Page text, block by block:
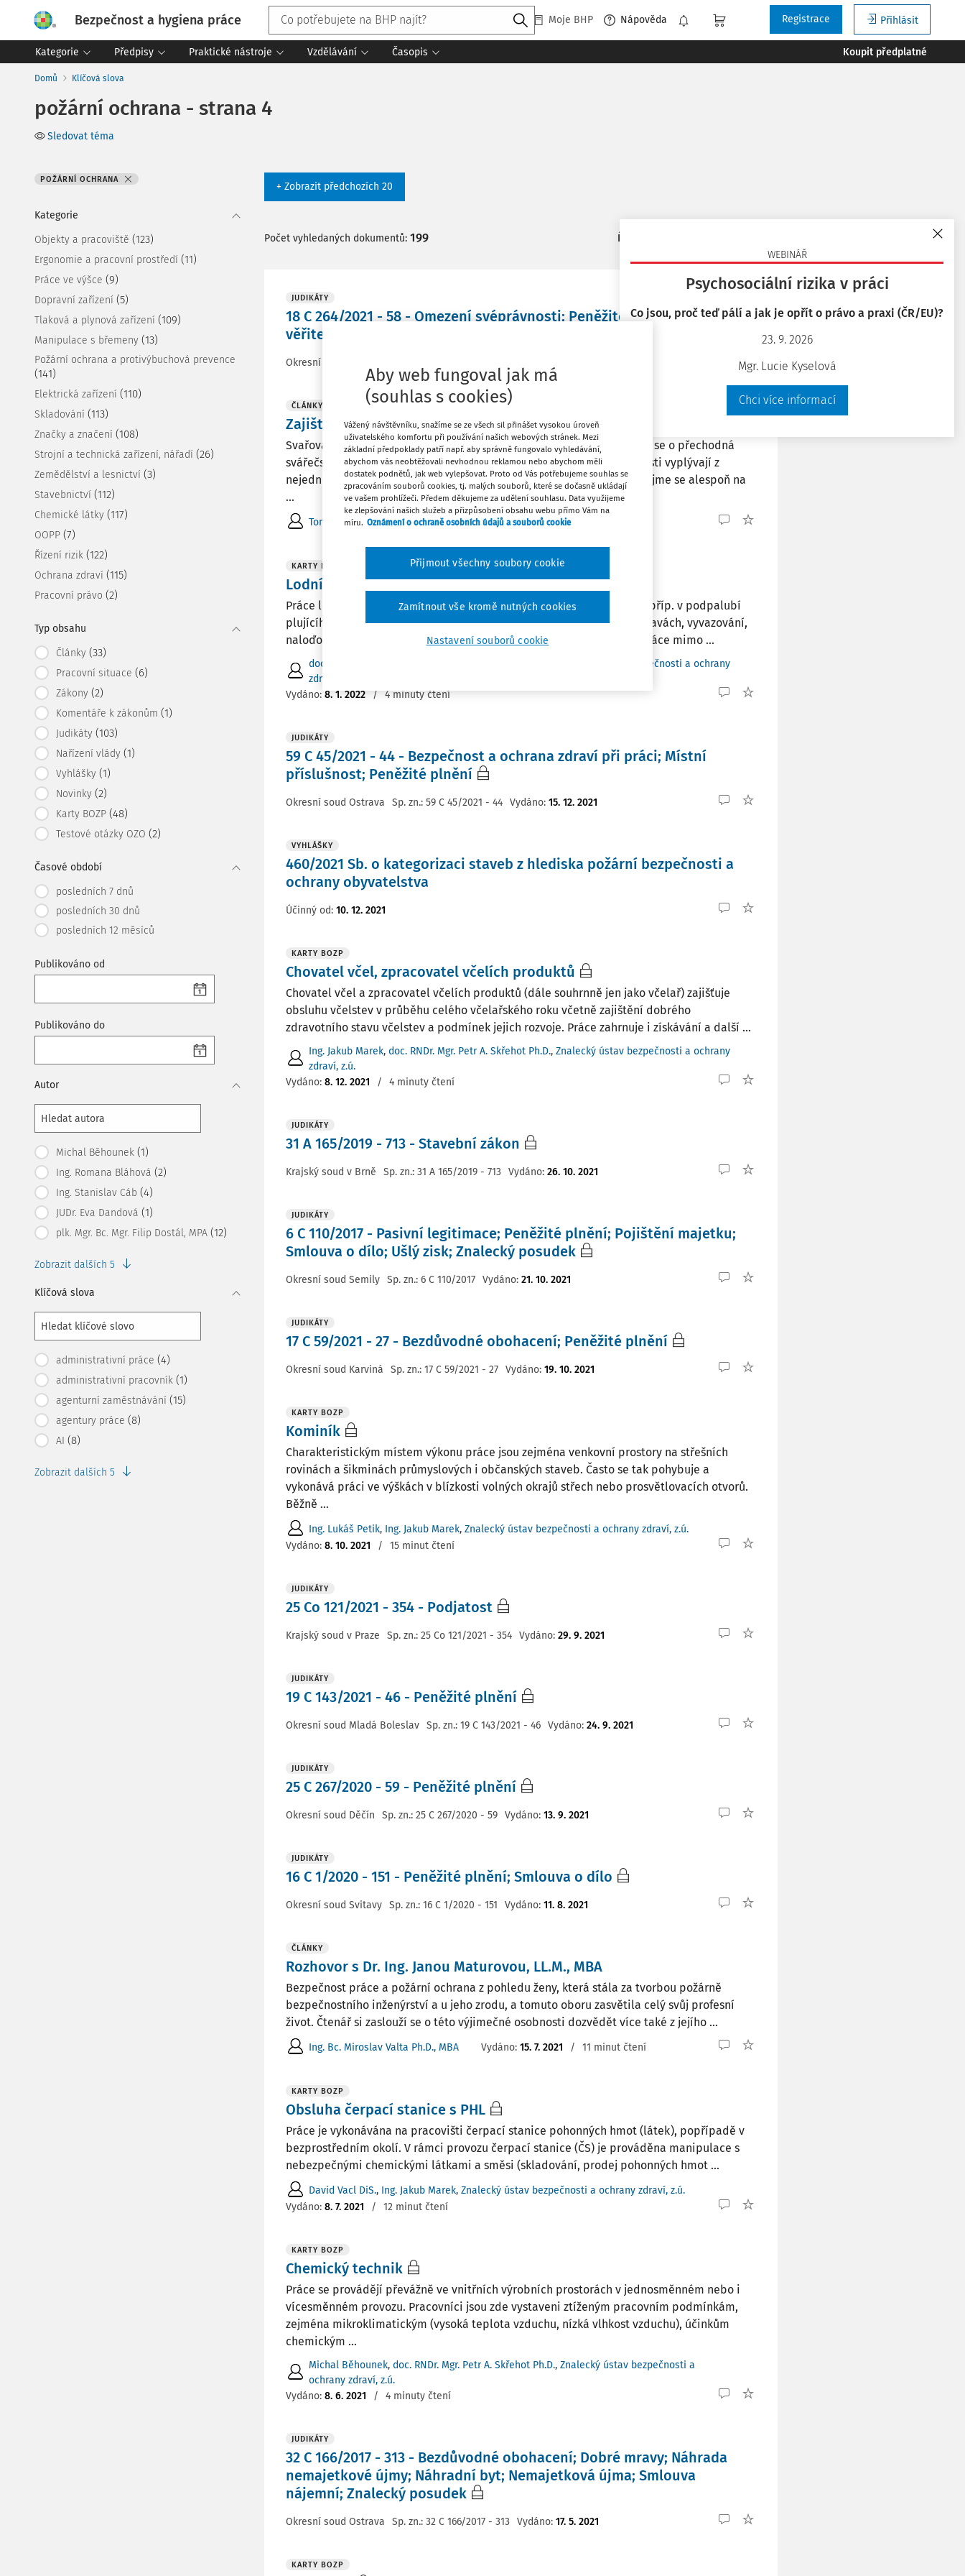
Bezpečnost a hygiena práce Moje BHP Nápověda Přihlásit
Registrace
Kategorie Předpisy Praktické nástroje Vzdělávání Časopis Koupit předplatné
WEBINÁŘ
Psychosociální rizika v práci
Co jsou, proč teď pálí a jak je opřít o právo a praxi (ČR/EU)?
23. 9. 2026
Mgr. Lucie Kyselová
Chci více informací
Domů Klíčová slova
požární ochrana - strana 4
Sledovat téma
POŽÁRNÍ OCHRANA
Kategorie
Objekty a pracoviště (123)
Ergonomie a pracovní prostředí (11)
Práce ve výšce (9)
Dopravní zařízení (5)
Tlaková a plynová zařízení (109)
Manipulace s břemeny (13)
Požární ochrana a protivýbuchová prevence
(141)
Elektrická zařízení (110)
Skladování (113)
Značky a značení (108)
Strojní a technická zařízení, nářadí (26)
Zemědělství a lesnictví (3)
Stavebnictví (112)
Chemické látky (117)
OOPP (7)
Řízení rizik (122)
Ochrana zdraví (115)
Pracovní právo (2)
Typ obsahu
Články (33)
Pracovní situace (6)
Zákony (2)
Komentáře k zákonům (1)
Judikáty (103)
Nařízení vlády (1)
Vyhlášky (1)
Novinky (2)
Karty BOZP (48)
Testové otázky OZO (2)
Časové období
posledních 7 dnů
posledních 30 dnů
posledních 12 měsíců
Publikováno od
Publikováno do
Autor
Michal Běhounek (1)
Ing. Romana Bláhová (2)
Ing. Stanislav Cáb (4)
JUDr. Eva Dandová (1)
plk. Mgr. Bc. Mgr. Filip Dostál, MPA (12)
Zobrazit dalších 5
Klíčová slova
administrativní práce (4)
administrativní pracovník (1)
agenturní zaměstnávání (15)
agentury práce (8)
AI (8)
Zobrazit dalších 5
+ Zobrazit předchozích 20
Počet vyhledaných dokumentů: 199 Řadit podle
JUDIKÁTY
18 C 264/2021 - 58 - Omezení svéprávnosti; Peněžité plnění; Prodlení
věřitele; Smlouva nájemní; Znalecký posudek
Okresní soud Jihlava
ČLÁNKY
Zajištění BOZP a PO při svařování
Svařování je činnost spojená s celou řadou nebezpečí, zvláště jedná-li se o přechodná
svářečská pracoviště. Požadavky na zajištění BOZP a PO při této činnosti vyplývají z
nejednoho předpisu a netýkají se jen nebezpečí vzniku požáru. Podívejme se alespoň na
...
Tomáš Neugebauer Vydáno:12. 1. 2022 / 18 minut čtení
KARTY BOZP
Lodník – převozník
Práce lodníka nebo převozníka je vykonávána převážně na palubách, příp. v podpalubí
plujícího plavidla, částečně pak i mimo plavidlo, a to zejména při opravách, vyvazování,
naloďování/vyloďování, resp. při nakládacích/vykládacích pracích. Práce mimo ...
doc. RNDr. Mgr. Petr A. Skřehot Ph.D.
Znalecký ústav bezpečnosti a ochrany
zdraví, z.ú.
Vydáno: 8. 1. 2022 / 4 minuty čtení
JUDIKÁTY
59 C 45/2021 - 44 - Bezpečnost a ochrana zdraví při práci; Místní
příslušnost; Peněžité plnění
Okresní soud Ostrava Sp. zn.: 59 C 45/2021 - 44 Vydáno: 15. 12. 2021
VYHLÁŠKY
460/2021 Sb. o kategorizaci staveb z hlediska požární bezpečnosti a
ochrany obyvatelstva
Účinný od: 10. 12. 2021
KARTY BOZP
Chovatel včel, zpracovatel včelích produktů
Chovatel včel a zpracovatel včelích produktů (dále souhrnně jen jako včelař) zajišťuje
obsluhu včelstev v průběhu celého včelařského roku včetně zajištění dobrého
zdravotního stavu včelstev a podmínek jejich rozvoje. Práce zahrnuje i získávání a další ...
Ing. Jakub Marek, doc. RNDr. Mgr. Petr A. Skřehot Ph.D., Znalecký ústav bezpečnosti a ochrany
zdraví, z.ú.
Vydáno: 8. 12. 2021 / 4 minuty čtení
JUDIKÁTY
31 A 165/2019 - 713 - Stavební zákon
Krajský soud v Brně Sp. zn.: 31 A 165/2019 - 713 Vydáno: 26. 10. 2021
JUDIKÁTY
6 C 110/2017 - Pasivní legitimace; Peněžité plnění; Pojištění majetku;
Smlouva o dílo; Ušlý zisk; Znalecký posudek
Okresní soud Semily Sp. zn.: 6 C 110/2017 Vydáno: 21. 10. 2021
JUDIKÁTY
17 C 59/2021 - 27 - Bezdůvodné obohacení; Peněžité plnění
Okresní soud Karviná Sp. zn.: 17 C 59/2021 - 27 Vydáno: 19. 10. 2021
KARTY BOZP
Kominík
Charakteristickým místem výkonu práce jsou zejména venkovní prostory na střešních
rovinách a šikminách průmyslových i občanských staveb. Často se tak pohybuje a
vykonává práci ve výškách v blízkosti volných okrajů střech nebo prosvětlovacích otvorů.
Běžně ...
Ing. Lukáš Petik, Ing. Jakub Marek, Znalecký ústav bezpečnosti a ochrany zdraví, z.ú.
Vydáno: 8. 10. 2021 / 15 minut čtení
JUDIKÁTY
25 Co 121/2021 - 354 - Podjatost
Krajský soud v Praze Sp. zn.: 25 Co 121/2021 - 354 Vydáno: 29. 9. 2021
JUDIKÁTY
19 C 143/2021 - 46 - Peněžité plnění
Okresní soud Mladá Boleslav Sp. zn.: 19 C 143/2021 - 46 Vydáno: 24. 9. 2021
JUDIKÁTY
25 C 267/2020 - 59 - Peněžité plnění
Okresní soud Děčín Sp. zn.: 25 C 267/2020 - 59 Vydáno: 13. 9. 2021
JUDIKÁTY
16 C 1/2020 - 151 - Peněžité plnění; Smlouva o dílo
Okresní soud Svitavy Sp. zn.: 16 C 1/2020 - 151 Vydáno: 11. 8. 2021
ČLÁNKY
Rozhovor s Dr. Ing. Janou Maturovou, LL.M., MBA
Bezpečnost práce a požární ochrana z pohledu ženy, která stála za tvorbou požárně
bezpečnostního inženýrství a u jeho zrodu, a tomuto oboru zasvětila celý svůj profesní
život. Čtenář si zaslouží se o této výjimečné osobnosti dozvědět více také z jejího ...
Ing. Bc. Miroslav Valta Ph.D., MBA Vydáno: 15. 7. 2021 / 11 minut čtení
KARTY BOZP
Obsluha čerpací stanice s PHL
Práce je vykonávána na pracovišti čerpací stanice pohonných hmot (látek), popřípadě v
bezprostředním okolí. V rámci provozu čerpací stanice (ČS) je prováděna manipulace s
nebezpečnými chemickými látkami a směsi (skladování, prodej pohonných hmot ...
David Vacl DiS., Ing. Jakub Marek, Znalecký ústav bezpečnosti a ochrany zdraví, z.ú.
Vydáno: 8. 7. 2021 / 12 minut čtení
KARTY BOZP
Chemický technik
Práce se provádějí převážně ve vnitřních výrobních prostorách v jednosměnném nebo i
vícesměnném provozu. Pracovníci jsou zde vystaveni ztíženým pracovním podmínkám,
zejména mikroklimatickým (vysoká teplota vzduchu, nízká vlhkost vzduchu), účinkům
chemickým ...
Michal Běhounek, doc. RNDr. Mgr. Petr A. Skřehot Ph.D., Znalecký ústav bezpečnosti a
ochrany zdraví, z.ú.
Vydáno: 8. 6. 2021 / 4 minuty čtení
JUDIKÁTY
32 C 166/2017 - 313 - Bezdůvodné obohacení; Dobré mravy; Náhrada
nemajetkové újmy; Náhradní byt; Nemajetková újma; Smlouva
nájemní; Znalecký posudek
Okresní soud Ostrava Sp. zn.: 32 C 166/2017 - 313 Vydáno: 17. 5. 2021
KARTY BOZP
Aby web fungoval jak má
(souhlas s cookies)
Vážený návštěvníku, snažíme se ze všech sil přinášet vysokou úroveň
uživatelského komfortu při používání našich webových stránek. Mezi
základní předpoklady patří např. aby správně fungovalo vyhledávání,
abychom vás neobtěžovali nevhodnou reklamou nebo abychom měli
dostatek podnětů, jak web vylepšovat. Proto od Vás potřebujeme souhlas se
zpracováním souborů cookies, tj. malých souborů, které se dočasně ukládají
ve vašem prohlížeči. Předem děkujeme za udělení souhlasu. Data využijeme
ke zlepšování našich služeb a přizpůsobení obsahu webu přímo Vám na
míru. Oznámení o ochraně osobních údajů a souborů cookie
Nastavení souborů cookie
Zamítnout vše kromě nutných cookies
Přijmout všechny soubory cookie